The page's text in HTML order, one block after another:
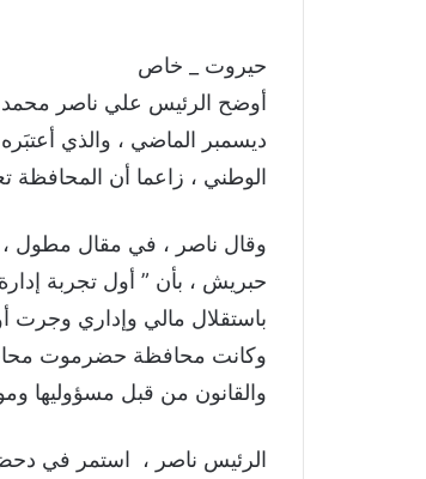
حيروت _ خاص
ديسمبر الماضي ، والذي
الوطني ، زاعما أن المحافظة
وقال ناصر ، في مقال مطول
حبريش ، بأن ” أول تجربة
وكانت محافظة حضرموت محافظة
والقانون من قبل مسؤوليها
الرئيس ناصر ، استمر في